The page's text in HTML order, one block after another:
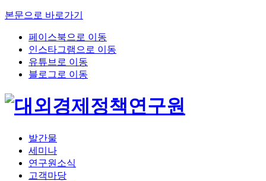
본문으로 바로가기
페이스북으로 이동
인스타그램으로 이동
유튜브로 이동
블로그로 이동
발간물
세미나
연구원소식
고객마당